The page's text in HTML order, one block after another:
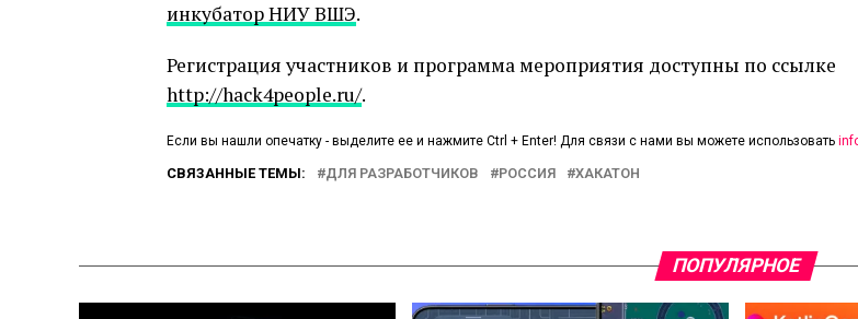
инкубатор НИУ ВШЭ.
Регистрация участников и программа мероприятия доступны по ссылке
http://hack4people.ru/.
Если вы нашли опечатку - выделите ее и нажмите Ctrl + Enter! Для связи с нами вы можете использовать
СВЯЗАННЫЕ ТЕМЫ: ДЛЯ РАЗРАБОТЧИКОВ РОССИЯ ХАКАТОН
ПОПУЛЯРНОЕ